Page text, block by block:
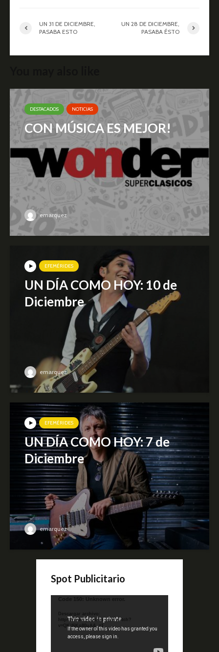
UN 31 DE DICIEMBRE,
PASABA ESTO
UN 28 DE DICIEMBRE,
PASABA ÉSTO
DESTACADOS NOTICIAS
CON MÚSICA ES MEJOR!
emarquez
EFEMÉRIDES
UN DÍA COMO HOY: 10 de
Diciembre
emarquez
EFEMÉRIDES
UN DÍA COMO HOY: 7 de
Diciembre
emarquez
Spot Publicitario
Reproductor
video
Code 150: Unknown error.
Descargar archivo:
https://www.youtube.com/watch?
v=QKif6Ko80uA&_=1